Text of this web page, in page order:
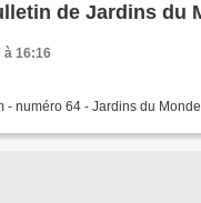
de Jardins du
à 16:16
- numéro 64 - Jardins du